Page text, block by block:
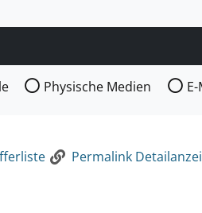
Sie die Medienart nach der Sie
Physische Medien
Permalink